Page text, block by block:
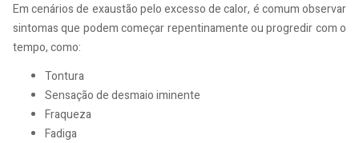
Em cenários de exaustão pelo excesso de calor, é comum observar
sintomas que podem começar repentinamente ou progredir com o
tempo, como:
Tontura
Sensação de desmaio iminente
Fraqueza
Fadiga